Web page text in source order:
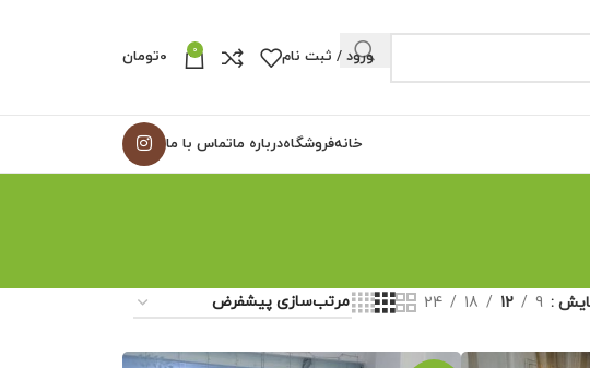
ورود / ثبت نام 0
0تومان
خانهفروشگاهدرباره ماتماس با ما
9
12
18
24